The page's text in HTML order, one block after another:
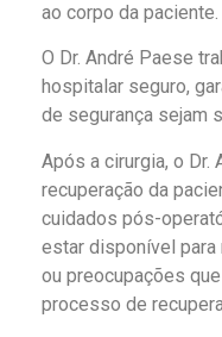
ao corpo da paciente.
O Dr. André Paese
hospitalar seguro,
de segurança sejam
Após a cirurgia, o Dr.
recuperação da
cuidados pós-
estar disponível para
ou preocupações
processo de